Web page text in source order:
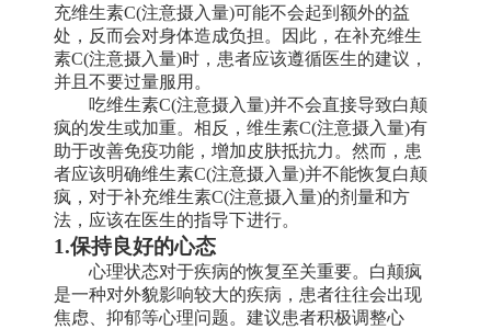
充维生素C(注意摄入量)可能不会起到额外的益
处，反而会对身体造成负担。因此，在补充维生
素C(注意摄入量)时，患者应该遵循医生的建议，
并且不要过量服用。
吃维生素C(注意摄入量)并不会直接导致白颠
疯的发生或加重。相反，维生素C(注意摄入量)有
助于改善免疫功能，增加皮肤抵抗力。然而，患
者应该明确维生素C(注意摄入量)并不能恢复白颠
疯，对于补充维生素C(注意摄入量)的剂量和方
法，应该在医生的指导下进行。
1.保持良好的心态
心理状态对于疾病的恢复至关重要。白颠疯
是一种对外貌影响较大的疾病，患者往往会出现
焦虑、抑郁等心理问题。建议患者积极调整心